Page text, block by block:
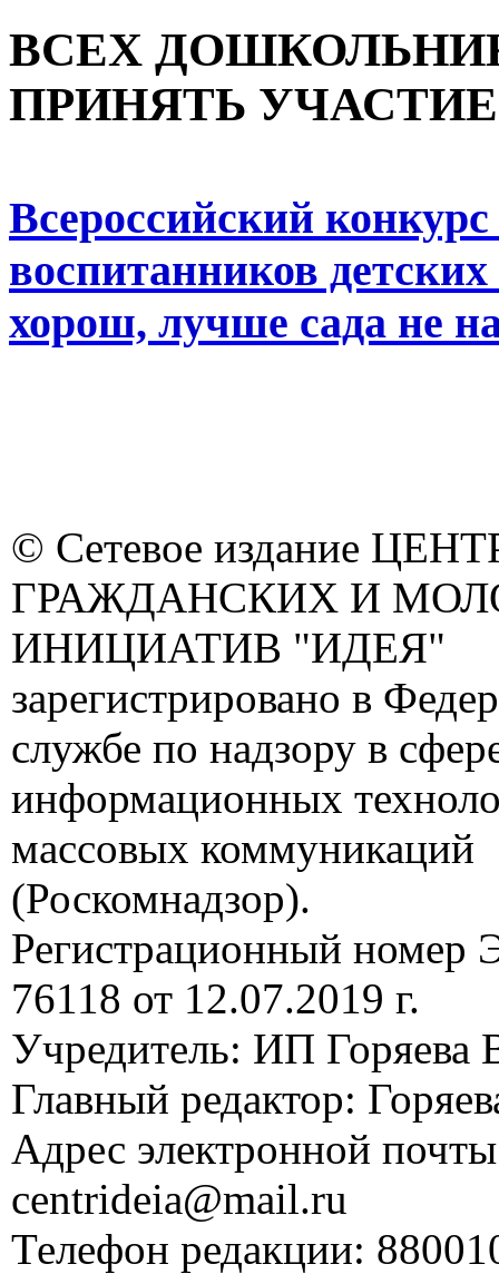
ВСЕХ
ПРИНЯТЬ
Всероссийский
воспитанников
хорош, лучше сада не
© Сетевое издание
ГРАЖДАНСКИХ И
ИНИЦИАТИВ "ИДЕЯ"
зарегистрировано в
службе по надзору в
информационных
массовых коммуникаций
(Роскомнадзор).
Регистрационный
76118 от 12.07.2019 г.
Учредитель: ИП Горяева
Главный редактор:
Адрес электронной
centrideia@mail.ru
Телефон редакции: